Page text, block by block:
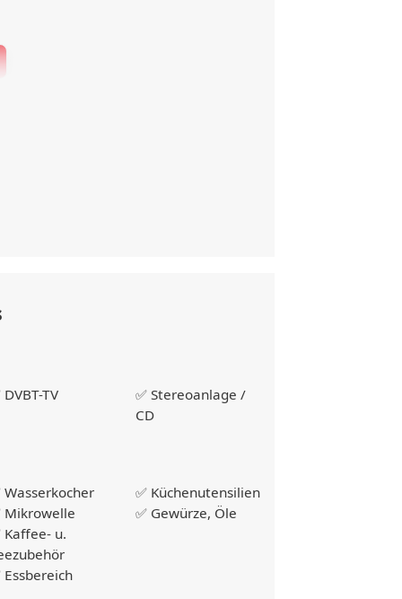
DVBT-TV
✅ Stereoanlage /
CD
Wasserkocher
Mikrowelle
Kaffee- u.
Essbereich
✅ Küchenutensilien
✅ Gewürze, Öle